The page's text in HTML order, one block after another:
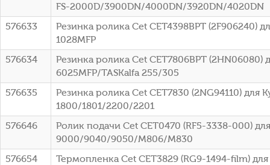
FS-2000D/3900DN/4000DN/3920DN/4020DN
576633
Резинка ролика Cet CET4398BPT (2F906240)
1028MFP
576634
Резинка ролика Cet CET7806BPT (2HN06080)
6025MFP/TASKalfa 255/305
576635
Резинка ролика Cet CET7830 (2NG94110) для
1800/1801/2200/2201
576646
Ролик подачи Cet CET0470 (RF5-3338-000)
9000/9040/9050/M806/M830
576654
Термопленка Cet CET3829 (RG9-1494-film) для